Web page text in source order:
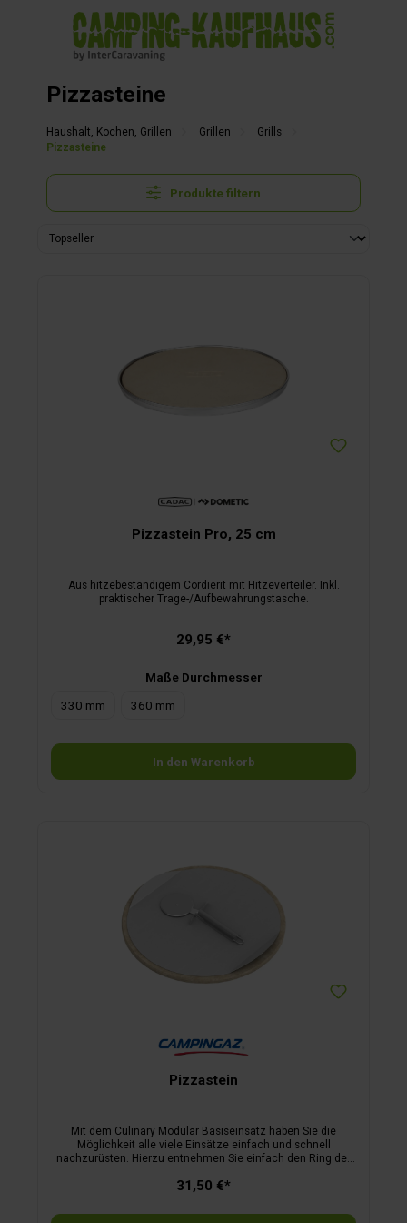
springen
Pizzasteine
Haushalt, Kochen, Grillen Grillen
Grills
Pizzasteine
Produkte filtern
Pizzastein Pro, 25 cm
Aus hitzebeständigem Cordierit mit Hitzeverteiler. Inkl.
praktischer Trage-/Aufbewahrungstasche.
29,95 €*
Maße Durchmesser
330 mm
360 mm
In den Warenkorb
Pizzastein
Mit dem Culinary Modular Basiseinsatz haben Sie die
Möglichkeit alle viele Einsätze einfach und schnell
nachzurüsten. Hierzu entnehmen Sie einfach den Ring der
mit einer selbstgemachten Pizza? Einfach den Pizzateig auf
Pizzastein aus Keramik in den vorgesehenen Ring
31,50 €*